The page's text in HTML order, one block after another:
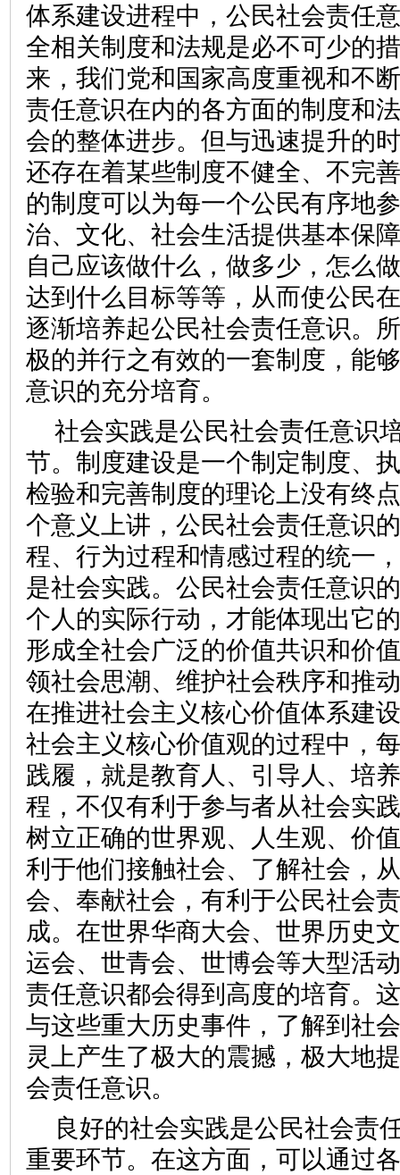
体系建设进程中，公民社会责任
全相关制度和法规是必不可少的
来，我们党和国家高度重视和不
责任意识在内的各方面的制度和
会的整体进步。但与迅速提升的
还存在着某些制度不健全、不完
的制度可以为每一个公民有序地
治、文化、社会生活提供基本保
自己应该做什么，做多少，怎么
达到什么目标等等，从而使公民
逐渐培养起公民社会责任意识。
极的并行之有效的一套制度，能
意识的充分培育。
社会实践是公民社会责任意识
节。制度建设是一个制定制度、
检验和完善制度的理论上没有终
个意义上讲，公民社会责任意识
程、行为过程和情感过程的统一
是社会实践。公民社会责任意识
个人的实际行动，才能体现出它
形成全社会广泛的价值共识和价
领社会思潮、维护社会秩序和推
在推进社会主义核心价值体系建
社会主义核心价值观的过程中，
践履，就是教育人、引导人、培
程，不仅有利于参与者从社会实
树立正确的世界观、人生观、价
利于他们接触社会、了解社会，
会、奉献社会，有利于公民社会
成。在世界华商大会、世界历史
运会、世青会、世博会等大型活
责任意识都会得到高度的培育。
与这些重大历史事件，了解到社
灵上产生了极大的震撼，极大地
会责任意识。
良好的社会实践是公民社会责
重要环节。在这方面，可以通过